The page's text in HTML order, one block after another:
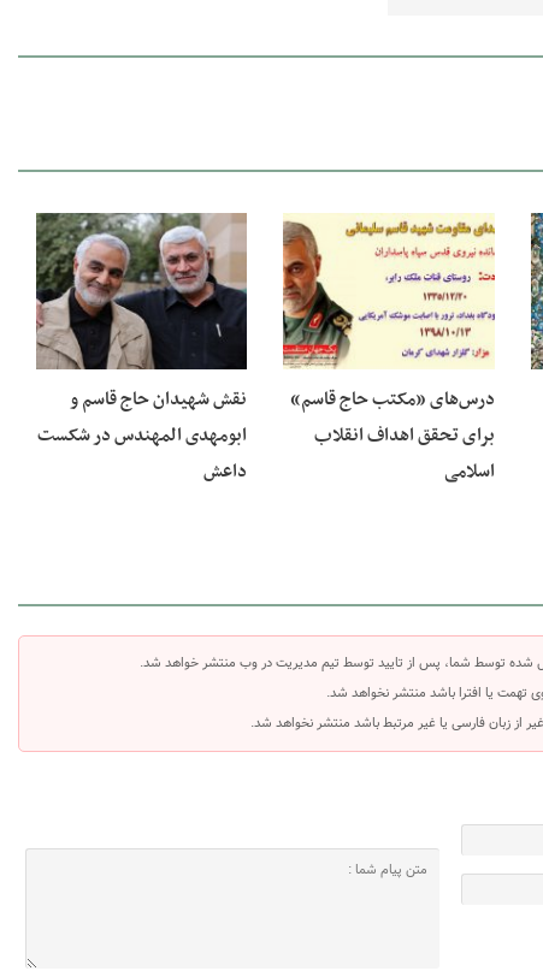
13 دی 1400
درس‌های «مکتب حاج قاسم»
برای تحقق اهداف انقلاب
اسلامی
نقش شهیدان حاج قاسم و
ابومهدی المهندس در شکست
داعش
شده توسط شما، پس از تایید توسط تیم مدیریت در وب منتشر خواهد شد.
تهمت یا افترا باشد منتشر نخواهد شد.
از زبان فارسی یا غیر مرتبط باشد منتشر نخواهد شد.